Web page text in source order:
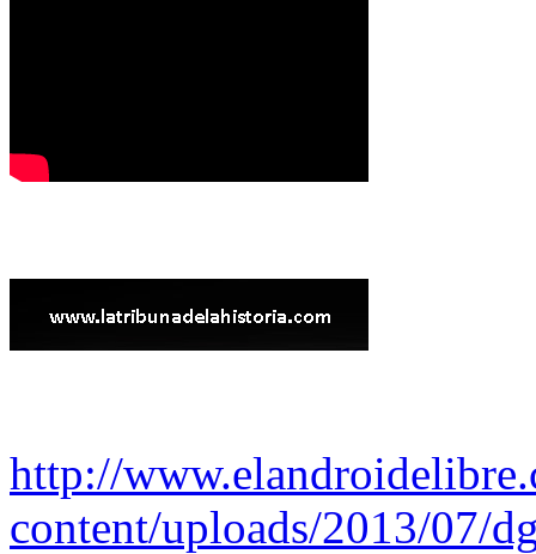
http://
content/uploads/2013/07/